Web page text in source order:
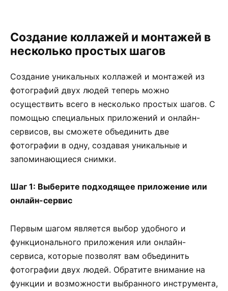
Создание коллажей и монтажей в
несколько простых шагов
Создание уникальных коллажей и монтажей из
фотографий двух людей теперь можно
осуществить всего в несколько простых шагов. С
помощью специальных приложений и онлайн-
сервисов, вы сможете объединить две
фотографии в одну, создавая уникальные и
запоминающиеся снимки.
Шаг 1: Выберите подходящее приложение или
онлайн-сервис
Первым шагом является выбор удобного и
функционального приложения или онлайн-
сервиса, которые позволят вам объединить
фотографии двух людей. Обратите внимание на
функции и возможности выбранного инструмента,